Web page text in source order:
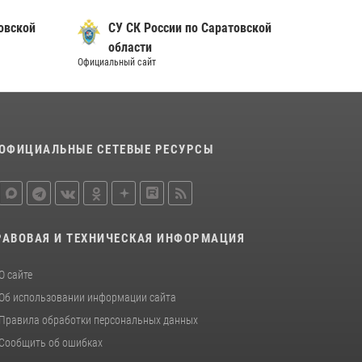
В Саратове в честь празднования Дня
Крещения Руси для молодых сотрудников
вневедомственной охраны провели
историческую экскурсию
29 июля 2026, 13:30 8 1
регионального управления Росгвардии
28 июля 2026, 13:25
В Саратове командир СОБР «Волкодав» и
ветеран спецподразделения МВД провели
05 августа 2026, 12:55
СУ СК России по Саратовской
области
Официальный сайт
СЕТЕВЫЕ РЕСУРСЫ
И ТЕХНИЧЕСКАЯ ИНФОРМАЦИЯ
О сайте
Об использовании информации сайта
Правила обработки персональных данных
Сообщить об ошибках